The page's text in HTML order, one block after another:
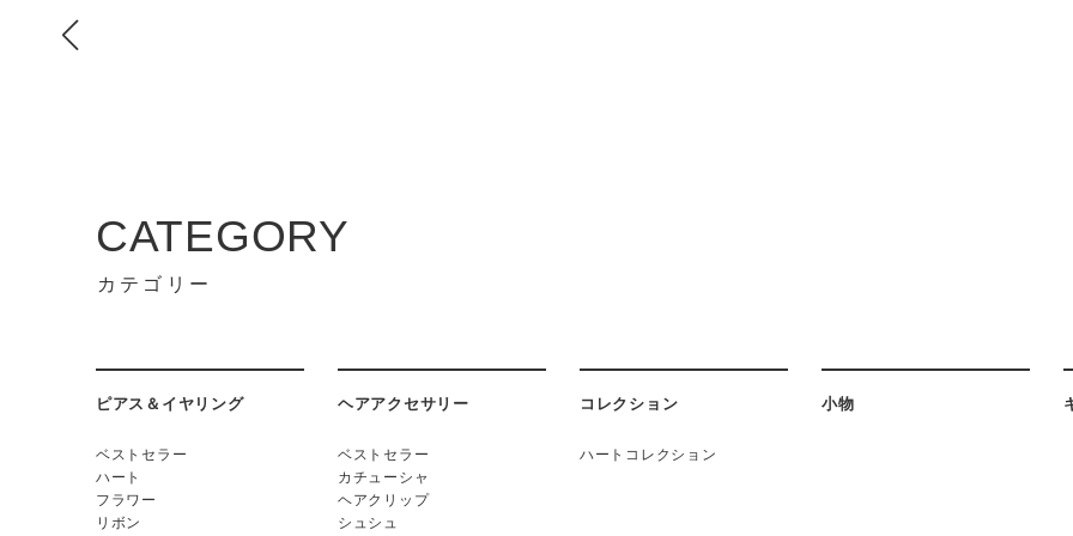
CATEGORY
カテゴリー
ピアス＆イヤリング
ベストセラー
ハート
フラワー
リボン
ヘアアクセサリー
ベストセラー
カチューシャ
ヘアクリップ
シュシュ
コレクション
ハートコレクション
小物